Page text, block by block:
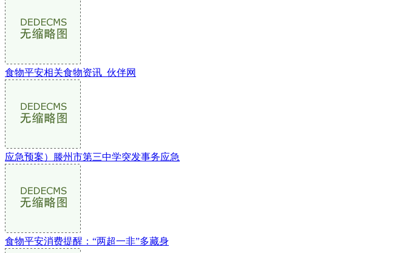
食物平安相关食物资讯_伙伴网
应急预案）滕州市第三中学突发事务应急
食物平安消费提醒：“两超一非”多藏身